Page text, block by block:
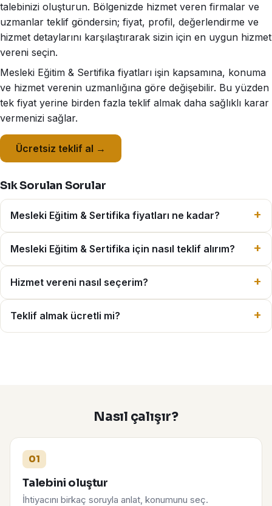
talebinizi oluşturun. Bölgenizde hizmet veren firmalar ve
uzmanlar teklif göndersin; fiyat, profil, değerlendirme ve
hizmet detaylarını karşılaştırarak sizin için en uygun hizmet
vereni seçin.
Mesleki Eğitim & Sertifika fiyatları işin kapsamına, konuma
ve hizmet verenin uzmanlığına göre değişebilir. Bu yüzden
tek fiyat yerine birden fazla teklif almak daha sağlıklı karar
vermenizi sağlar.
Ücretsiz teklif al →
Sık Sorulan Sorular
Mesleki Eğitim & Sertifika fiyatları ne kadar?
Mesleki Eğitim & Sertifika için nasıl teklif alırım?
Hizmet vereni nasıl seçerim?
Teklif almak ücretli mi?
Nasıl çalışır?
01
Talebini oluştur
İhtiyacını birkaç soruyla anlat, konumunu seç.